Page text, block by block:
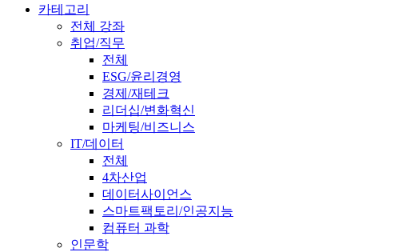
카테고리
전체 강좌
취업/직무
전체
ESG/윤리경영
경제/재테크
리더십/변화혁신
마케팅/비즈니스
IT/데이터
전체
4차산업
데이터사이언스
스마트팩토리/인공지능
컴퓨터 과학
인문학